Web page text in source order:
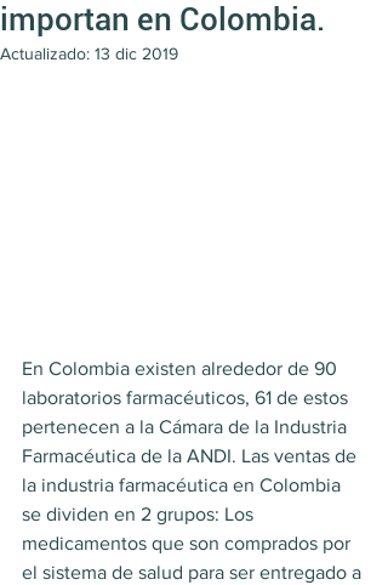
importan en Colombia.
Actualizado: 13 dic 2019
En Colombia existen alrededor de 90
laboratorios farmacéuticos, 61 de estos
pertenecen a la Cámara de la Industria
Farmacéutica de la ANDI. Las ventas de
la industria farmacéutica en Colombia
se dividen en 2 grupos: Los
medicamentos que son comprados por
el sistema de salud para ser entregado a